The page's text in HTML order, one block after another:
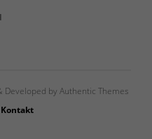
Developed by Authentic Themes
Kontakt